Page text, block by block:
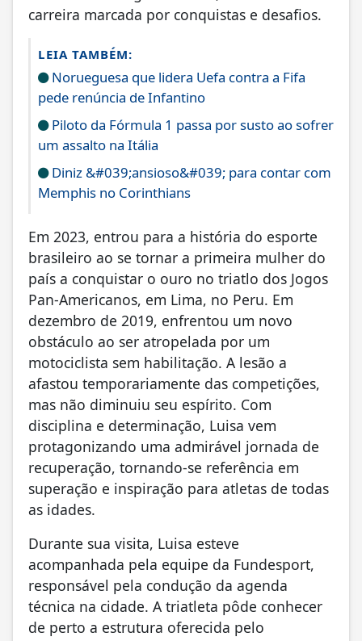
carreira marcada por conquistas e desafios.
LEIA TAMBÉM:
Norueguesa que lidera Uefa contra a Fifa
pede renúncia de Infantino
Piloto da Fórmula 1 passa por susto ao sofrer
um assalto na Itália
Diniz &#039;ansioso&#039; para contar com
Memphis no Corinthians
Em 2023, entrou para a história do esporte
brasileiro ao se tornar a primeira mulher do
país a conquistar o ouro no triatlo dos Jogos
Pan-Americanos, em Lima, no Peru. Em
dezembro de 2019, enfrentou um novo
obstáculo ao ser atropelada por um
motociclista sem habilitação. A lesão a
afastou temporariamente das competições,
mas não diminuiu seu espírito. Com
disciplina e determinação, Luisa vem
protagonizando uma admirável jornada de
recuperação, tornando-se referência em
superação e inspiração para atletas de todas
as idades.
Durante sua visita, Luisa esteve
acompanhada pela equipe da Fundesport,
responsável pela condução da agenda
técnica na cidade. A triatleta pôde conhecer
de perto a estrutura oferecida pelo